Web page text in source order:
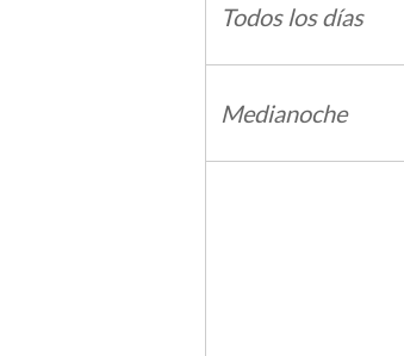
Todos los días
Medianoche